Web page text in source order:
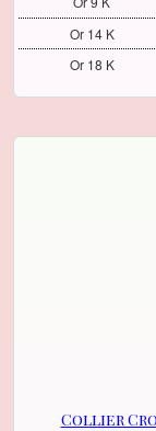
Or 14 K
Or 18 K
Collier